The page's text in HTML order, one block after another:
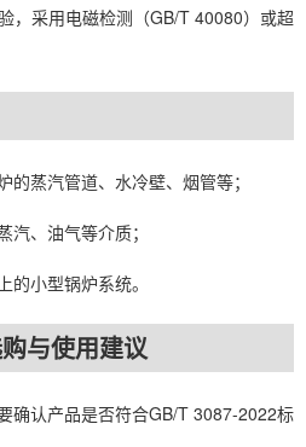
，采用电磁检测（GB/T 40080）或超
的蒸汽管道、水冷壁、烟管等；
汽、油气等介质；
的小型锅炉系统。
与使用建议
确认产品是否符合GB/T 3087-2022标